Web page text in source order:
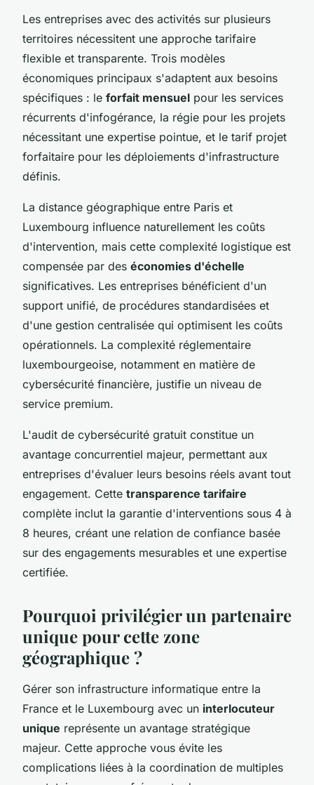
Les entreprises avec des activités sur plusieurs
territoires nécessitent une approche tarifaire
flexible et transparente. Trois modèles
économiques principaux s'adaptent aux besoins
spécifiques : le forfait mensuel pour les services
récurrents d'infogérance, la régie pour les projets
nécessitant une expertise pointue, et le tarif projet
forfaitaire pour les déploiements d'infrastructure
définis.
La distance géographique entre Paris et
Luxembourg influence naturellement les coûts
d'intervention, mais cette complexité logistique est
compensée par des économies d'échelle
significatives. Les entreprises bénéficient d'un
support unifié, de procédures standardisées et
d'une gestion centralisée qui optimisent les coûts
opérationnels. La complexité réglementaire
luxembourgeoise, notamment en matière de
cybersécurité financière, justifie un niveau de
service premium.
L'audit de cybersécurité gratuit constitue un
avantage concurrentiel majeur, permettant aux
entreprises d'évaluer leurs besoins réels avant tout
engagement. Cette transparence tarifaire
complète inclut la garantie d'interventions sous 4 à
8 heures, créant une relation de confiance basée
sur des engagements mesurables et une expertise
certifiée.
Pourquoi privilégier un partenaire
unique pour cette zone
géographique ?
Gérer son infrastructure informatique entre la
France et le Luxembourg avec un interlocuteur
unique représente un avantage stratégique
majeur. Cette approche vous évite les
complications liées à la coordination de multiples